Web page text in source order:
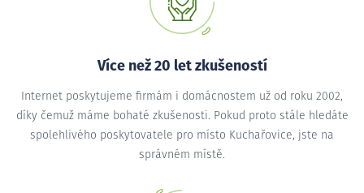
Více než 20 let zkušeností
Internet poskytujeme firmám i domácnostem už od roku 2002,
díky čemuž máme bohaté zkušenosti. Pokud proto stále hledáte
spolehlivého poskytovatele pro místo Kuchařovice, jste na
správném místě.